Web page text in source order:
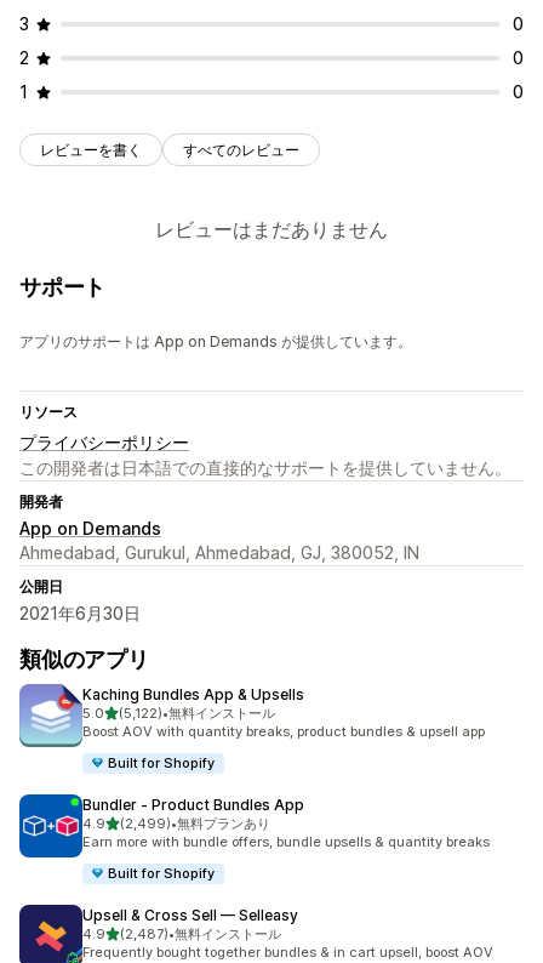
3
0
2
0
1
0
レビューを書く すべてのレビュー
レビューはまだありません
サポート
アプリのサポートは App on Demands が提供しています。
リソース
プライバシーポリシー
この開発者は日本語での直接的なサポートを提供していません。
開発者
App on Demands
Ahmedabad, Gurukul, Ahmedabad, GJ, 380052, IN
公開日
2021年6月30日
類似のアプリ
Kaching Bundles App & Upsells
5.05つ星中
(5,122)
合計レビュー数：5122件
•無料インストール
Boost AOV with quantity breaks, product bundles & upsell app
Built for Shopify
Bundler ‑ Product Bundles App
4.95つ星中
(2,499)
合計レビュー数：2499件
•無料プランあり
Earn more with bundle offers, bundle upsells & quantity breaks
Built for Shopify
Upsell & Cross Sell — Selleasy
4.95つ星中
(2,487)
合計レビュー数：2487件
•無料インストール
Frequently bought together bundles & in cart upsell, boost AOV